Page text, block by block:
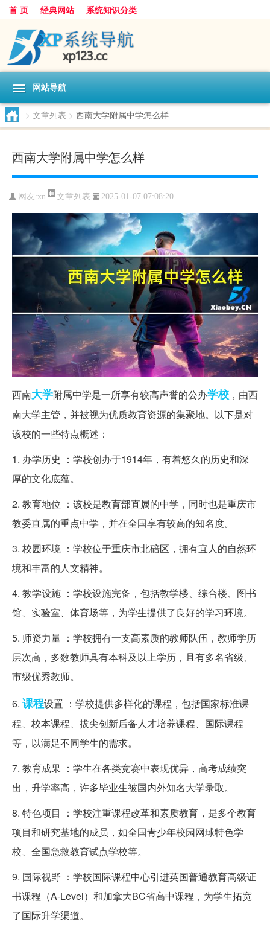
首 页 经典网站 系统知识分类
网站导航
> 文章列表 > 西南大学附属中学怎么样
西南大学附属中学怎么样
网友:xn 文章列表 2025-01-07 07:08:20
西南大学附属中学是一所享有较高声誉的公办学校 ，由西
南大学主管，并被视为优质教育资源的集聚地。以下是对
该校的一些特点概述：
1. 办学历史 ：学校创办于1914年，有着悠久的历史和深
厚的文化底蕴。
2. 教育地位 ：该校是教育部直属的中学，同时也是重庆市
教委直属的重点中学，并在全国享有较高的知名度。
3. 校园环境 ：学校位于重庆市北碚区，拥有宜人的自然环
境和丰富的人文精神。
4. 教学设施 ：学校设施完备，包括教学楼、综合楼、图书
馆、实验室、体育场等，为学生提供了良好的学习环境。
5. 师资力量 ：学校拥有一支高素质的教师队伍，教师学历
层次高，多数教师具有本科及以上学历，且有多名省级、
市级优秀教师。
6. 课程设置 ：学校提供多样化的课程，包括国家标准课
程、校本课程、拔尖创新后备人才培养课程、国际课程
等，以满足不同学生的需求。
7. 教育成果 ：学生在各类竞赛中表现优异，高考成绩突
出，升学率高，许多毕业生被国内外知名大学录取。
8. 特色项目 ：学校注重课程改革和素质教育，是多个教育
项目和研究基地的成员，如全国青少年校园网球特色学
校、全国急救教育试点学校等。
9. 国际视野 ：学校国际课程中心引进英国普通教育高级证
书课程（A-Level）和加拿大BC省高中课程，为学生拓宽
了国际升学渠道。